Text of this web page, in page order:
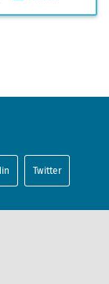
Twitter